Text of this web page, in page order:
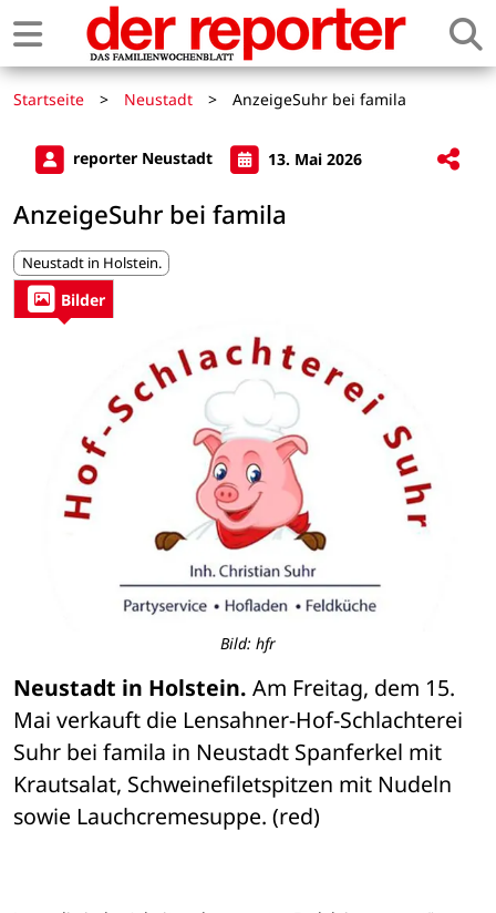
Startseite > Neustadt > AnzeigeSuhr bei famila
reporter Neustadt 13. Mai 2026
AnzeigeSuhr bei famila
Neustadt in Holstein.
Bilder
Bild: hfr
Neustadt in Holstein. Am Freitag, dem 15.
Mai verkauft die Lensahner-Hof-Schlachterei
Suhr bei famila in Neustadt Spanferkel mit
Krautsalat, Schweinefiletspitzen mit Nudeln
sowie Lauchcremesuppe. (red)